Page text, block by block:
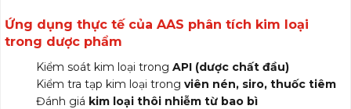
Ứng dụng thực tế của AAS phân tích kim loại
trong dược phẩm
Kiểm soát kim loại trong API (dược chất đầu)
Kiểm tra tạp kim loại trong viên nén, siro, thuốc tiêm
Đánh giá kim loại thôi nhiễm từ bao bì